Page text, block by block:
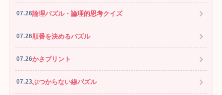
07.26論理パズル・論理的思考クイズ
07.26 順番を決めるパズル
07.26かさプリント
07.23ぶつからない線パズル